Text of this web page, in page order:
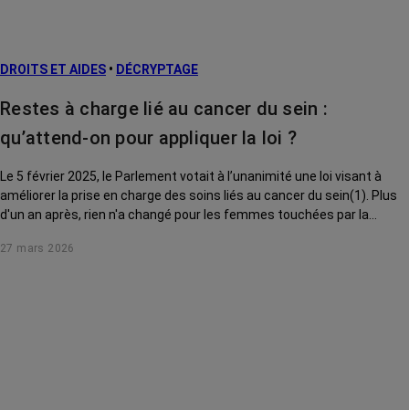
DROITS ET AIDES • DÉCRYPTAGE
Restes à charge lié au cancer du sein :
qu’attend-on pour appliquer la loi ?
Le 5 février 2025, le Parlement votait à l’unanimité une loi visant à
améliorer la prise en charge des soins liés au cancer du sein(1). Plus
d'un an après, rien n'a changé pour les femmes touchées par la
au crible chacune des mesures adoptées.
27 mars 2026